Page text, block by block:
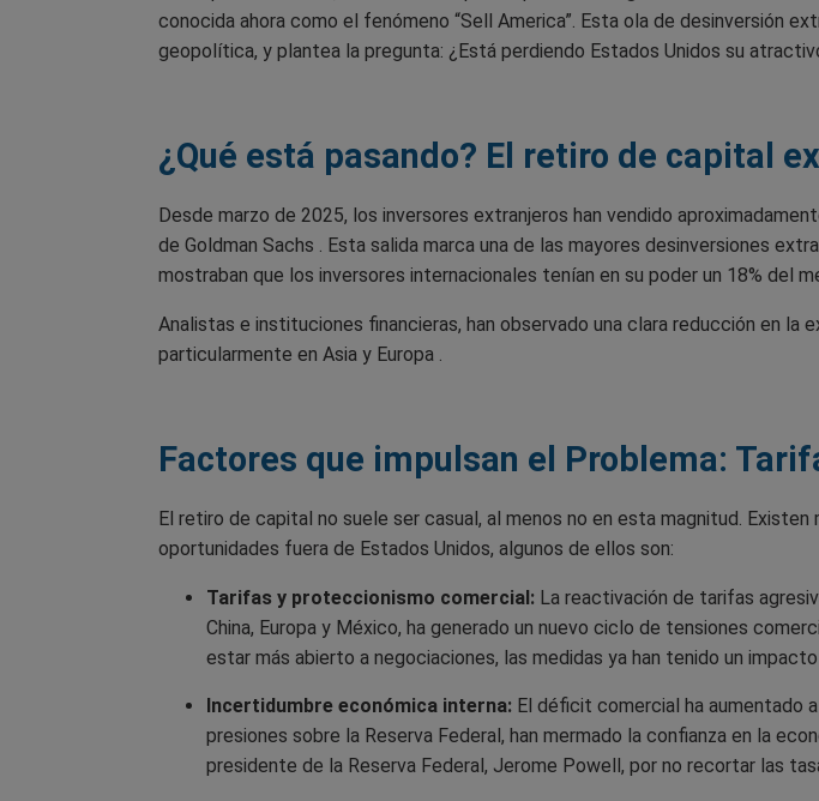
conocida ahora como el fenómeno “Sell America”. Esta ola de desinversión
geopolítica, y plantea la pregunta: ¿Está perdiendo Estados Unidos su
¿Qué está pasando? El retiro de capital
Desde marzo de 2025, los inversores extranjeros han vendido
de Goldman Sachs . Esta salida marca una de las mayores desinversiones
mostraban que los inversores internacionales tenían en su poder un 18% del
Analistas e instituciones financieras, han observado una clara reducción en la
particularmente en Asia y Europa .
Factores que impulsan el Problema:
El retiro de capital no suele ser casual, al menos no en esta magnitud.
oportunidades fuera de Estados Unidos, algunos de ellos son:
Tarifas y proteccionismo comercial: La reactivación de tarifas
China, Europa y México, ha generado un nuevo ciclo de tensiones
estar más abierto a negociaciones, las medidas ya han tenido un
Incertidumbre económica interna: El déficit comercial ha aumentado
presiones sobre la Reserva Federal, han mermado la confianza en la
presidente de la Reserva Federal, Jerome Powell, por no recortar las